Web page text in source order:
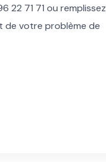
22 71 71 ou remplissez
de votre problème de